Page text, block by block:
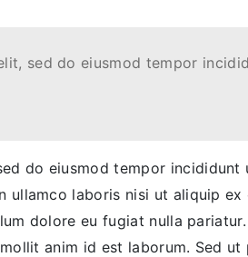
sed do eiusmod tempor
do eiusmod tempor incididunt
laboris nisi ut aliquip
dolore eu fugiat nulla
anim id est laborum. Sed ut